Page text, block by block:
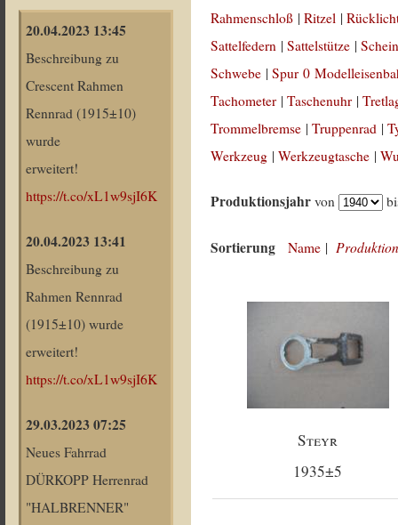
20.04.2023 13:45
Beschreibung zu
Crescent Rahmen
Rennrad (1915±10)
wurde
erweitert!
https://t.co/xL1w9sjI6K
20.04.2023 13:41
Beschreibung zu
Rahmen Rennrad
(1915±10) wurde
erweitert!
https://t.co/xL1w9sjI6K
29.03.2023 07:25
Neues Fahrrad
DÜRKOPP Herrenrad
"HALBRENNER"
Rahmenschloß |Ritzel |
Sattelfedern |Sattelstütze |
Schwebe |Spur 0
Tachometer |Taschenuhr |
Trommelbremse |Truppenrad |
Werkzeug |Werkzeugtasche |
Produktionsjahr von
Sortierung Name |
Steyr
1935±5